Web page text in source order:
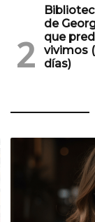
de
que
vivimos
días)